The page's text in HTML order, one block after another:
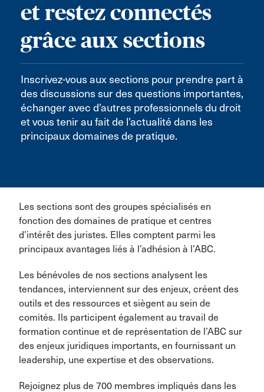
et restez connectés
grâce aux sections
Inscrivez-vous aux sections pour prendre part à
des discussions sur des questions importantes,
échanger avec d’autres professionnels du droit
et vous tenir au fait de l’actualité dans les
principaux domaines de pratique.
Les sections sont des groupes spécialisés en
fonction des domaines de pratique et centres
d’intérêt des juristes. Elles comptent parmi les
principaux avantages liés à l’adhésion à l’ABC.
Les bénévoles de nos sections analysent les
tendances, interviennent sur des enjeux, créent des
outils et des ressources et siègent au sein de
comités. Ils participent également au travail de
formation continue et de représentation de l’ABC sur
des enjeux juridiques importants, en fournissant un
leadership, une expertise et des observations.
Rejoignez plus de 700 membres impliqués dans les